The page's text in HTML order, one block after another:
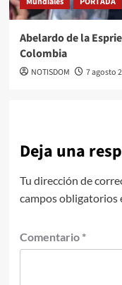
Abelardo de la
Colombia
NOTISDOM 7 agosto
Deja una
Tu dirección de
campos obligatorios
Comentario *